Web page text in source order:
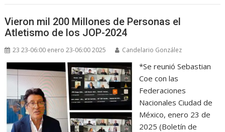
Vieron mil 200 Millones de Personas el
Atletismo de los JOP-2024
23 23-06:00 enero 23-06:00 2025 Candelario González
*Se reunió Sebastian
Coe con las
Federaciones
Nacionales Ciudad de
México, enero 23 de
2025 (Boletín de